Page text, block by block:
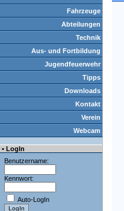
Fahrzeuge
Abteilungen
Technik
Aus- und Fortbildung
Jugendfeuerwehr
Tipps
Downloads
Kontakt
Verein
Webcam
• LogIn
Benutzername:
Kennwort:
Auto-LogIn